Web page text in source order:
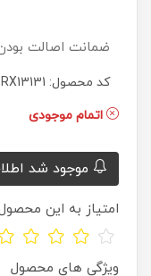
ضمانت اصالت بودن
کد محصول: DRX13131
اتمام موجودی
موجود شد
امتیاز به این
ویژگی های محصول